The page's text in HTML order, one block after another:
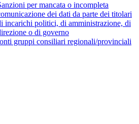
per mancata o incompleta
dei dati da parte dei titolari
incarichi politici, di amministrazione, di
o di governo
gruppi consiliari regionali/provinciali